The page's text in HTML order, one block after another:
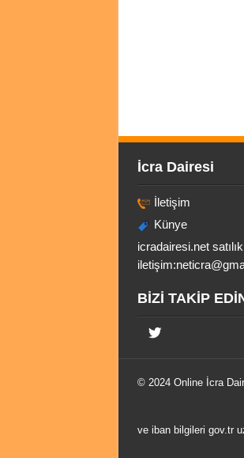
İcra Dairesi
İletişim
Künye
icradairesi.net
iletişim:
BİZİ TAKİP
© 2024 Online İcra
ve iban bilgileri gov.tr